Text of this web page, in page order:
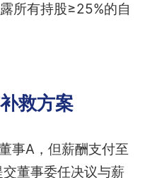
所有持股≥25%的自
救方案
事A，但薪酬支付至
董事委任决议与薪